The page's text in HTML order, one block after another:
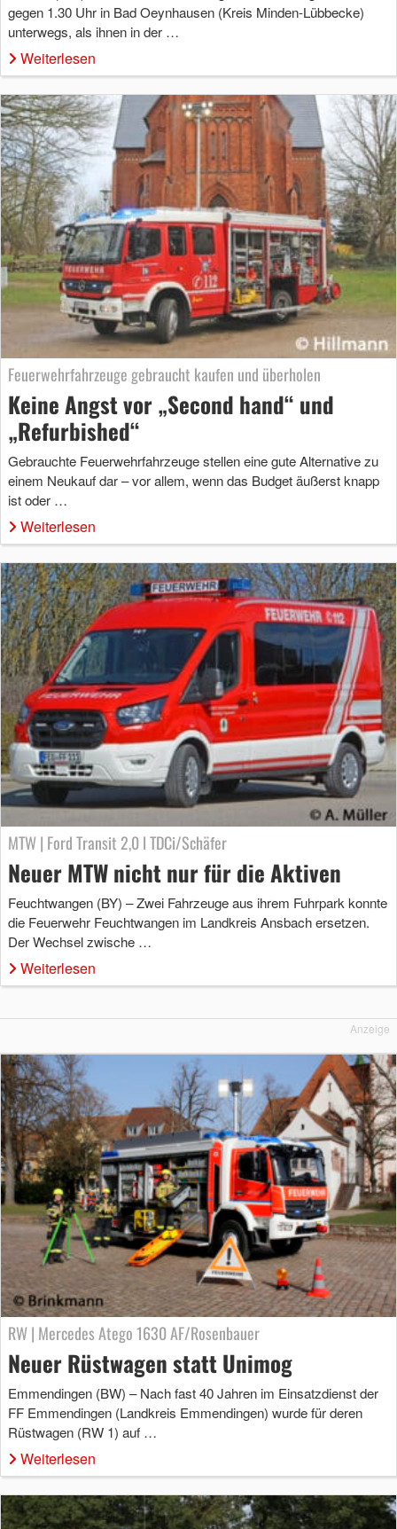
gegen 1.30 Uhr in Bad Oeynhausen (Kreis Minden-Lübbecke)
unterwegs, als ihnen in der …
Weiterlesen
Feuerwehrfahrzeuge gebraucht kaufen und überholen
Keine Angst vor „Second hand“ und
„Refurbished“
Gebrauchte Feuerwehrfahrzeuge stellen eine gute Alternative zu
einem Neukauf dar – vor allem, wenn das Budget äußerst knapp
ist oder …
Weiterlesen
MTW | Ford Transit 2,0 l TDCi/Schäfer
Neuer MTW nicht nur für die Aktiven
Feuchtwangen (BY) – Zwei Fahrzeuge aus ihrem Fuhrpark konnte
die Feuerwehr Feuchtwangen im Landkreis Ansbach ersetzen.
Der Wechsel zwische …
Weiterlesen
Anzeige
RW | Mercedes Atego 1630 AF/Rosenbauer
Neuer Rüstwagen statt Unimog
Emmendingen (BW) – Nach fast 40 Jahren im Einsatzdienst der
FF Emmendingen (Landkreis Emmendingen) wurde für deren
Rüstwagen (RW 1) auf …
Weiterlesen